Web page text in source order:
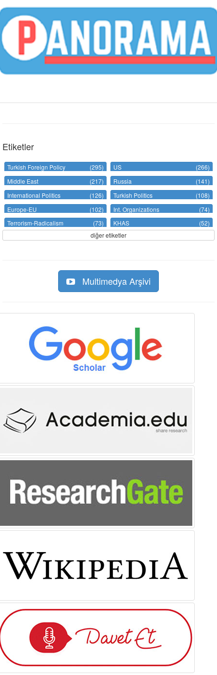
Etiketler
Turkish Foreign Policy (295) US
(266)
Middle East
(217) Russia
(141)
International Politics
(126) Turkish Politics
(108)
Europe-EU
(102) Int. Organizations
(74)
Terrorism-Radicalism
(73) KHAS
(52)
diğer etiketler
Multimedya Arşivi